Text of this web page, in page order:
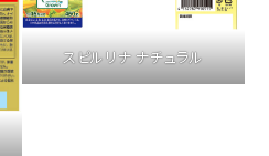
スピルリナ ナチュラル